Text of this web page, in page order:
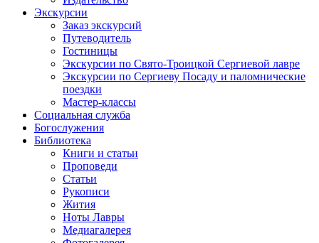
Экскурсии
Заказ экскурсий
Путеводитель
Гостиницы
Экскурсии по Свято-Троицкой Сергиевой лавре
Экскурсии по Сергиеву Посаду и паломнические
поездки
Мастер-классы
Социальная служба
Богослужения
Библиотека
Книги и статьи
Проповеди
Статьи
Рукописи
Жития
Ноты Лавры
Медиагалерея